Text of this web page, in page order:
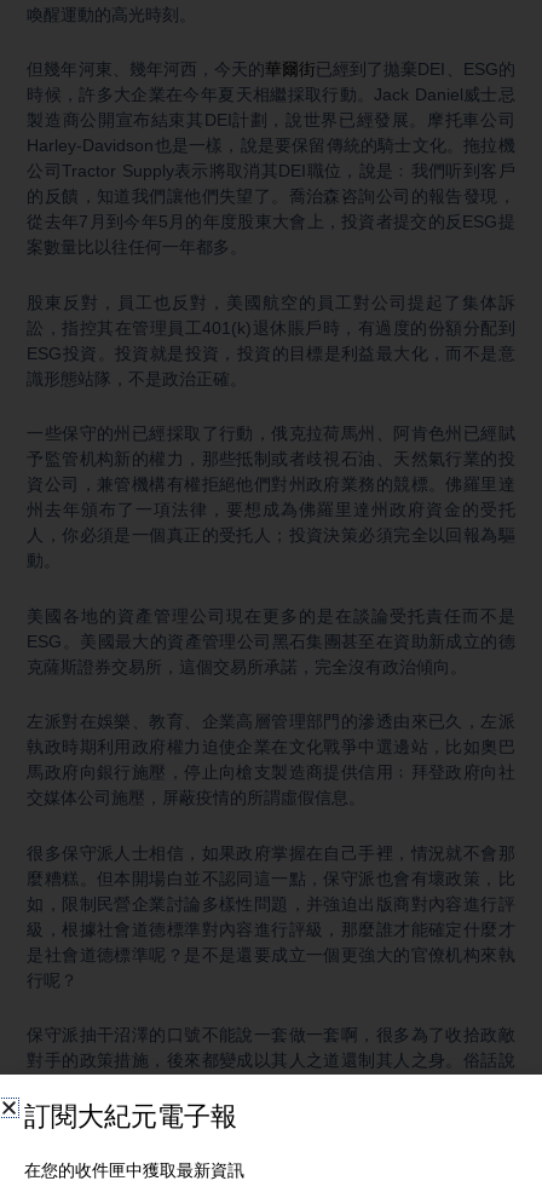
喚醒運動的高光時刻。
但幾年河東、幾年河西，今天的華爾街已經到了拋棄DEI、ESG的
時候，許多大企業在今年夏天相繼採取行動。Jack Daniel威士忌
製造商公開宣布結束其DEI計劃，說世界已經發展。摩托車公司
Harley-Davidson也是一樣，說是要保留傳統的騎士文化。拖拉機
公司Tractor Supply表示將取消其DEI職位，說是﹕我們听到客戶
的反饋，知道我們讓他們失望了。喬治森咨詢公司的報告發現，
從去年7月到今年5月的年度股東大會上，投資者提交的反ESG提
案數量比以往任何一年都多。
股東反對，員工也反對，美國航空的員工對公司提起了集体訴
訟，指控其在管理員工401(k)退休賬戶時，有過度的份額分配到
ESG投資。投資就是投資，投資的目標是利益最大化，而不是意
識形態站隊，不是政治正確。
一些保守的州已經採取了行動，俄克拉荷馬州、阿肯色州已經賦
予監管机构新的權力，那些抵制或者歧視石油、天然氣行業的投
資公司，兼管機構有權拒絕他們對州政府業務的競標。佛羅里達
州去年頒布了一項法律，要想成為佛羅里達州政府資金的受托
人，你必須是一個真正的受托人；投資決策必須完全以回報為驅
動。
美國各地的資產管理公司現在更多的是在談論受托責任而不是
ESG。美國最大的資產管理公司黑石集團甚至在資助新成立的德
克薩斯證券交易所，這個交易所承諾，完全沒有政治傾向。
左派對在娛樂、教育、企業高層管理部門的滲透由來已久，左派
執政時期利用政府權力迫使企業在文化戰爭中選邊站，比如奧巴
馬政府向銀行施壓，停止向槍支製造商提供信用﹔拜登政府向社
交媒体公司施壓，屏蔽疫情的所謂虛假信息。
很多保守派人士相信，如果政府掌握在自己手裡，情況就不會那
麼糟糕。但本開場白並不認同這一點，保守派也會有壞政策，比
如，限制民營企業討論多樣性問題，并強迫出版商對內容進行評
級，根據社會道德標準對內容進行評級，那麼誰才能確定什麼才
是社會道德標準呢？是不是還要成立一個更強大的官僚机构來執
行呢？
保守派抽干沼澤的口號不能說一套做一套啊，很多為了收拾政敵
對手的政策措施，後來都變成以其人之道還制其人之身。俗話說
為政府，輕度監管有助于促進經濟增長，但過度的兼管會給經濟